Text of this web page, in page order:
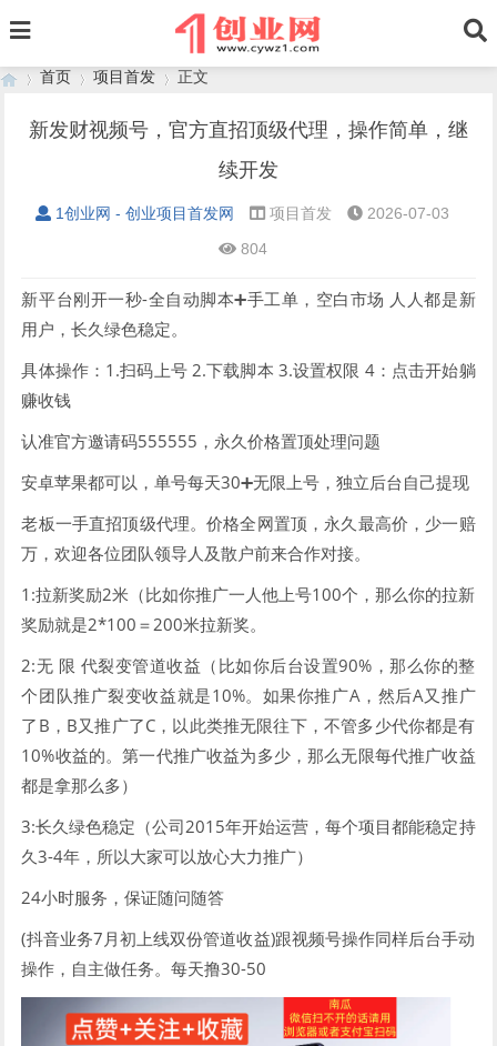
首页 项目首发 正文
新发财视频号，官方直招顶级代理，操作简单，继
续开发
1创业网 - 创业项目首发网 项目首发
2026-07-03
804
新平台刚开一秒-全自动脚本➕手工单，空白市场 人人都是新
用户，长久绿色稳定。
具体操作：1.扫码上号 2.下载脚本 3.设置权限 4：点击开始躺
赚收钱
认准官方邀请码555555，永久价格置顶处理问题
安卓苹果都可以，单号每天30➕无限上号，独立后台自己提现
老板一手直招顶级代理。价格全网置顶，永久最高价，少一赔
万，欢迎各位团队领导人及散户前来合作对接。
1:拉新奖励2米（比如你推广一人他上号100个，那么你的拉新
奖励就是2*100＝200米拉新奖。
2:无 限 代裂变管道收益（比如你后台设置90%，那么你的整
个团队推广裂变收益就是10%。如果你推广A，然后A又推广
了B，B又推广了C，以此类推无限往下，不管多少代你都是有
10%收益的。第一代推广收益为多少，那么无限每代推广收益
都是拿那么多）
3:长久绿色稳定（公司2015年开始运营，每个项目都能稳定持
久3-4年，所以大家可以放心大力推广）
24小时服务，保证随问随答
(抖音业务7月初上线双份管道收益)跟视频号操作同样后台手动
操作，自主做任务。每天撸30-50